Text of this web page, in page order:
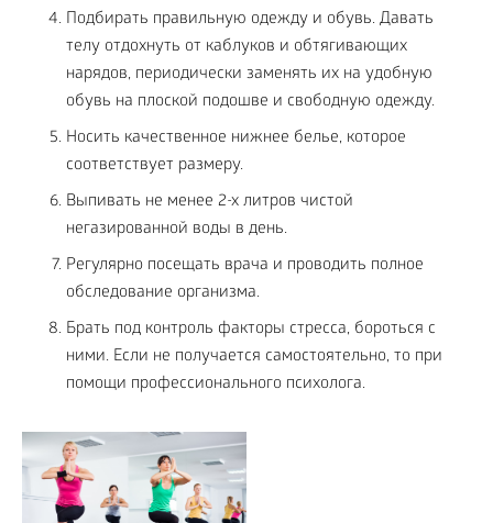
Подбирать правильную одежду и обувь. Давать
телу отдохнуть от каблуков и обтягивающих
нарядов, периодически заменять их на удобную
обувь на плоской подошве и свободную одежду.
Носить качественное нижнее белье, которое
соответствует размеру.
Выпивать не менее 2-х литров чистой
негазированной воды в день.
Регулярно посещать врача и проводить полное
обследование организма.
Брать под контроль факторы стресса, бороться с
ними. Если не получается самостоятельно, то при
помощи профессионального психолога.